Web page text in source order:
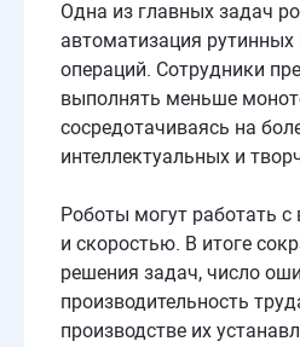
Одна из главных задач
автоматизация
операций. Сотрудники
выполнять меньше
сосредотачиваясь на
интеллектуальных и
Роботы могут работать
и скоростью. В итоге
решения задач, число
производительность
производстве их